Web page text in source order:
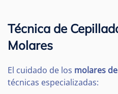
Técnica de
Molares
El cuidado de los molares
técnicas especializadas: